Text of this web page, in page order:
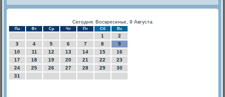
Сегодня: Воскресенье, 9 Августа
Пн Вт Ср Чт Пт Сб Вс
1
2
3
4 5 6 7 8
9
10
11 12 13 14 15
16
17
18 19 20 21 22
23
24
25 26 27 28 29
30
31